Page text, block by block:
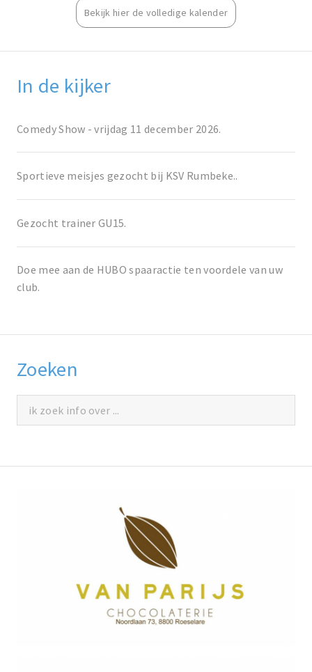
Bekijk hier de volledige kalender
In de kijker
Comedy Show - vrijdag 11 december 2026.
Sportieve meisjes gezocht bij KSV Rumbeke..
Gezocht trainer GU15.
Doe mee aan de HUBO spaaractie ten voordele van uw
club.
Zoeken